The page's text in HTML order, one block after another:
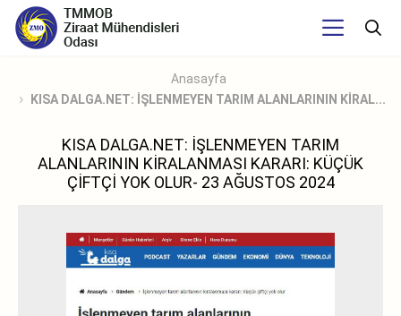
Anasayfa
KISA DALGA.NET: İŞLENMEYEN TARIM ALANLARININ KİRAL...
KISA DALGA.NET: İŞLENMEYEN TARIM
ALANLARININ KİRALANMASI KARARI: KÜÇÜK
ÇİFTÇİ YOK OLUR- 23 AĞUSTOS 2024